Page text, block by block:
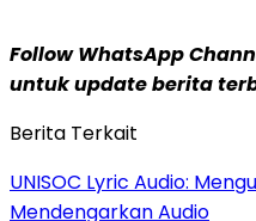
Follow WhatsApp
untuk update berita
Berita Terkait
UNISOC Lyric Audio:
Mendengarkan Audio